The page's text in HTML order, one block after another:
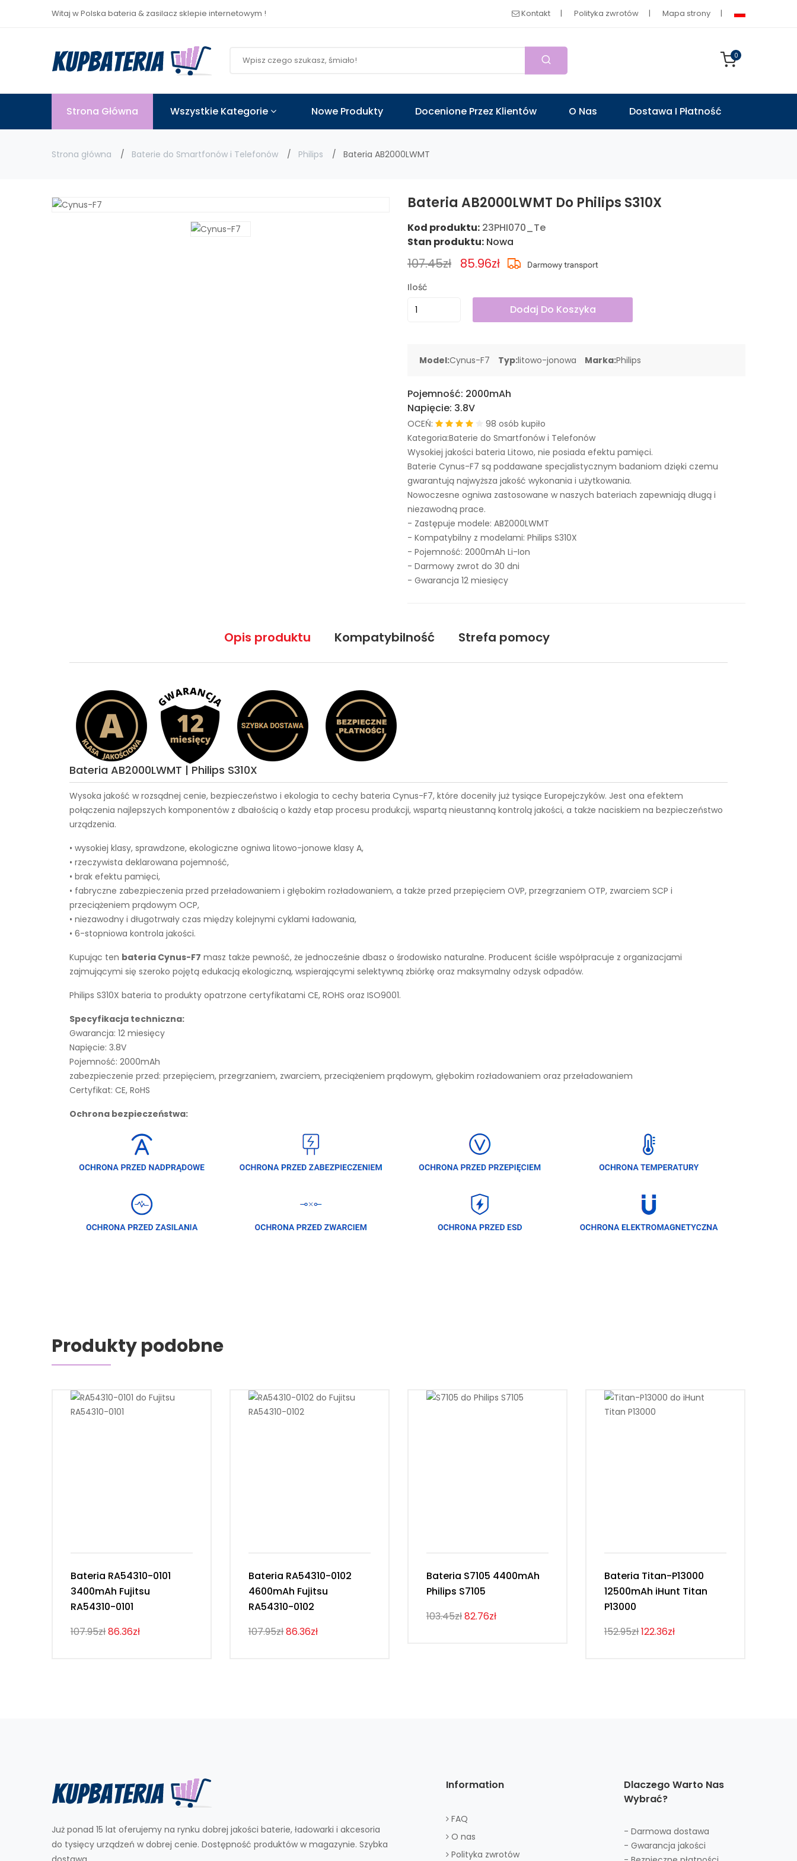
Witaj w Polska bateria & zasilacz sklepie internetowym ! Kontakt Polityka zwrotów Mapa strony
0
Strona Główna Wszystkie Kategorie Nowe Produkty Docenione Przez Klientów O Nas Dostawa I Płatność
Strona główna Baterie do Smartfonów i Telefonów Philips Bateria AB2000LWMT
Bateria AB2000LWMT Do Philips S310X
Kod produktu: 23PHI070_Te
Stan produktu: Nowa
107.45zł 85.96zł
Ilość
Dodaj Do Koszyka
Model:Cynus-F7 Typ:litowo-jonowa Marka:Philips
Pojemność: 2000mAh
Napięcie: 3.8V
OCEŃ:
98 osób kupiło
Kategoria:Baterie do Smartfonów i Telefonów
Wysokiej jakości bateria Litowo, nie posiada efektu pamięci.
Baterie Cynus-F7 są poddawane specjalistycznym badaniom dzięki czemu
gwarantują najwyższa jakość wykonania i użytkowania.
Nowoczesne ogniwa zastosowane w naszych bateriach zapewniają długą i
niezawodną prace.
- Zastępuje modele: AB2000LWMT
- Kompatybilny z modelami: Philips S310X
- Pojemność: 2000mAh Li-Ion
- Darmowy zwrot do 30 dni
- Gwarancja 12 miesięcy
Opis produktu Kompatybilność Strefa pomocy
Bateria AB2000LWMT | Philips S310X
Wysoka jakość w rozsądnej cenie, bezpieczeństwo i ekologia to cechy bateria Cynus-F7, które doceniły już tysiące Europejczyków. Jest ona efektem
połączenia najlepszych komponentów z dbałością o każdy etap procesu produkcji, wspartą nieustanną kontrolą jakości, a także naciskiem na bezpieczeństwo
urządzenia.
• wysokiej klasy, sprawdzone, ekologiczne ogniwa litowo-jonowe klasy A,
• rzeczywista deklarowana pojemność,
• brak efektu pamięci,
• fabryczne zabezpieczenia przed przeładowaniem i głębokim rozładowaniem, a także przed przepięciem OVP, przegrzaniem OTP, zwarciem SCP i
przeciążeniem prądowym OCP,
• niezawodny i długotrwały czas między kolejnymi cyklami ładowania,
• 6-stopniowa kontrola jakości.
Kupując ten bateria Cynus-F7 masz także pewność, że jednocześnie dbasz o środowisko naturalne. Producent ściśle współpracuje z organizacjami
zajmującymi się szeroko pojętą edukacją ekologiczną, wspierającymi selektywną zbiórkę oraz maksymalny odzysk odpadów.
Philips S310X bateria to produkty opatrzone certyfikatami CE, ROHS oraz ISO9001.
Specyfikacja techniczna:
Gwarancja: 12 miesięcy
Napięcie: 3.8V
Pojemność: 2000mAh
zabezpieczenie przed: przepięciem, przegrzaniem, zwarciem, przeciążeniem prądowym, głębokim rozładowaniem oraz przeładowaniem
Certyfikat: CE, RoHS
Ochrona bezpieczeństwa:
Produkty podobne
Bateria RA54310-0101
3400mAh Fujitsu
RA54310-0101
107.95zł86.36zł
Bateria RA54310-0102
4600mAh Fujitsu
RA54310-0102
107.95zł86.36zł
Bateria S7105 4400mAh
Philips S7105
103.45zł82.76zł
Bateria Titan-P13000
12500mAh iHunt Titan
P13000
152.95zł122.36zł
Już ponad 15 lat oferujemy na rynku dobrej jakości baterie, ładowarki i akcesoria
do tysięcy urządzeń w dobrej cenie. Dostępność produktów w magazynie. Szybka
Information
FAQ
O nas
Polityka zwrotów
Dlaczego Warto Nas
Wybrać?
- Darmowa dostawa
- Gwarancja jakości